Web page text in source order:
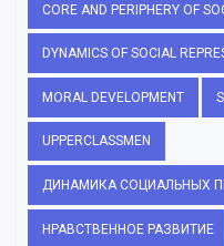
CORE AND PERIPHERY OF
DYNAMICS OF SOCIAL
MORAL DEVELOPMENT
UPPERCLASSMEN
ДИНАМИКА СОЦИАЛЬНЫХ
НРАВСТВЕННОЕ РАЗВИТИЕ